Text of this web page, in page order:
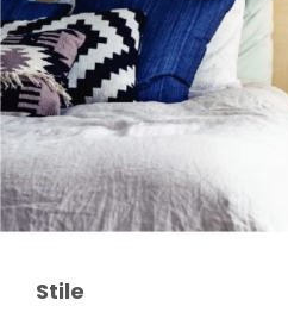
Stile